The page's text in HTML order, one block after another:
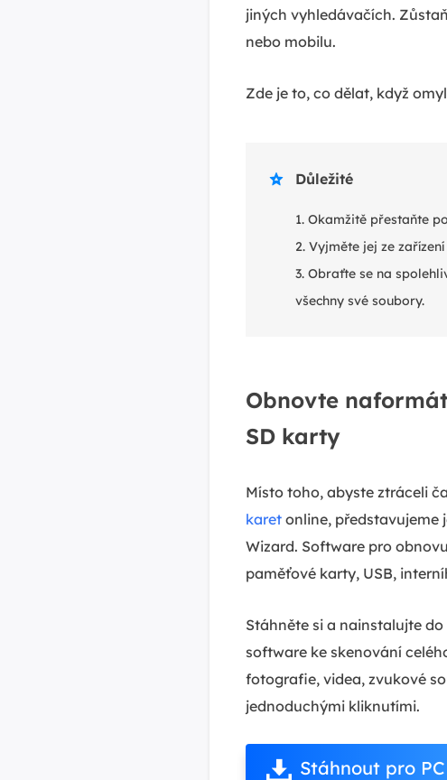
jiných vyhledávačích.
nebo mobilu.
Zde je to, co dělat, když
 Důležité
1. Okamžitě přestaňte
2. Vyjměte jej ze
3. Obraťte se na
všechny své soubory.
Obnovte
SD karty
Místo toho, abyste ztráceli
karet online, představujeme
Wizard. Software pro
paměťové karty, USB,
Stáhněte si a nainstalujte
software ke skenování
fotografie, videa, zvukové
jednoduchými kliknutími.
Stáhnout pro PC